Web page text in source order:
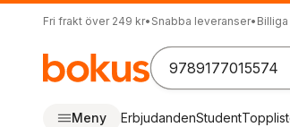
Fri frakt över 249 kr• Snabba leveranser•
Meny ErbjudandenStudent